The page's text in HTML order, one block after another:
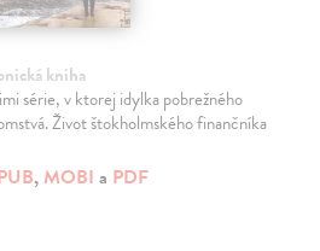
kniha
série, v ktorej idylka pobrežného
Život štokholmského finančníka
, MOBI a PDF